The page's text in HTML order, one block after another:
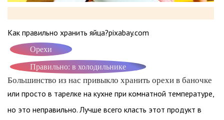
Как правильно хранить яйца?pixabay.com
Орехи
Правильно: в холодильнике
Большинство из нас привыкло хранить орехи в баночке
или просто в тарелке на кухне при комнатной температуре,
но это неправильно. Лучше всего класть этот продукт в